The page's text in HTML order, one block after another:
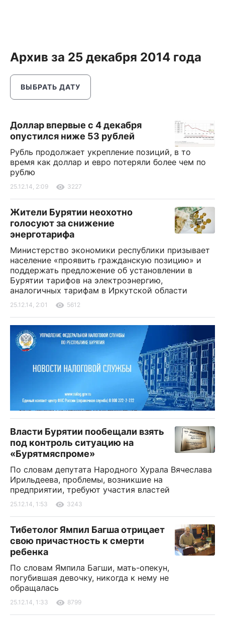
Архив за 25 декабря 2014 года
ВЫБРАТЬ ДАТУ
Доллар впервые с 4 декабря
опустился ниже 53 рублей
Рубль продолжает укрепление позиций, в то
время как доллар и евро потеряли более чем по
рублю
25.12.14, 2:09 3227
Жители Бурятии неохотно
голосуют за снижение
энерготарифа
Министерство экономики республики призывает
население «проявить гражданскую позицию» и
поддержать предложение об установлении в
Бурятии тарифов на электроэнергию,
аналогичных тарифам в Иркутской области
25.12.14, 2:01 5612
Власти Бурятии пообещали взять
под контроль ситуацию на
«Бурятмяспроме»
По словам депутата Народного Хурала Вячеслава
Ирильдеева, проблемы, возникшие на
предприятии, требуют участия властей
25.12.14, 1:53 3243
Тибетолог Ямпил Багша отрицает
свою причастность к смерти
ребенка
По словам Ямпила Багши, мать-опекун,
погубившая девочку, никогда к нему не
обращалась
25.12.14, 1:33 8799